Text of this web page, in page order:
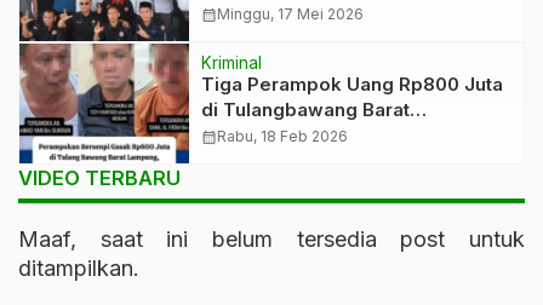
Lampung
calendar_monthMinggu, 17 Mei 2026
Kriminal
Tiga Perampok Uang Rp800 Juta
di Tulangbawang Barat
Ditangkap, Satu Pelaku Masih
calendar_monthRabu, 18 Feb 2026
VIDEO TERBARU
Maaf, saat ini belum tersedia post untuk
ditampilkan.